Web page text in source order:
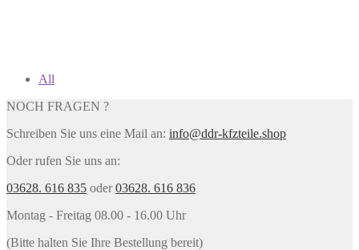
All
NOCH FRAGEN ?
Schreiben Sie uns eine Mail an: info@ddr-kfzteile.shop
Oder rufen Sie uns an:
03628. 616 835 oder03628. 616 836
Montag - Freitag 08.00 - 16.00 Uhr
(Bitte halten Sie Ihre Bestellung bereit)